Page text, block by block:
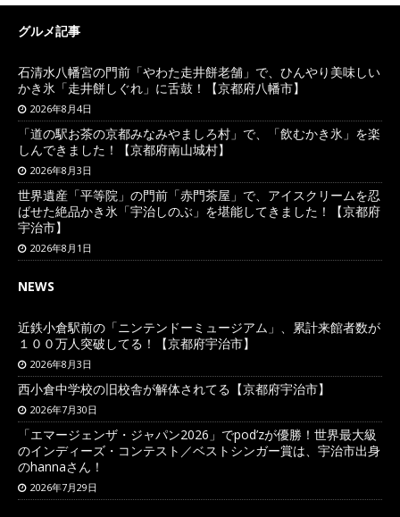
グルメ記事
石清水八幡宮の門前「やわた走井餅老舗」で、ひんやり美味しい
かき氷「走井餅しぐれ」に舌鼓！【京都府八幡市】
2026年8月4日
「道の駅お茶の京都みなみやましろ村」で、「飲むかき氷」を楽
しんできました！【京都府南山城村】
2026年8月3日
世界遺産「平等院」の門前「赤門茶屋」で、アイスクリームを忍
ばせた絶品かき氷「宇治しのぶ」を堪能してきました！【京都府
宇治市】
2026年8月1日
NEWS
近鉄小倉駅前の「ニンテンドーミュージアム」、累計来館者数が
１００万人突破してる！【京都府宇治市】
2026年8月3日
西小倉中学校の旧校舎が解体されてる【京都府宇治市】
2026年7月30日
「エマージェンザ・ジャパン2026」でpod’zが優勝！世界最大級
のインディーズ・コンテスト／ベストシンガー賞は、宇治市出身
のhannaさん！
2026年7月29日